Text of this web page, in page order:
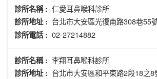
診所名稱 : 仁愛耳鼻喉科診所
診所地址 : 台北市大安區光復南路308巷55
診所電話 : 02-27214882
診所名稱 : 李翔耳鼻喉科診所
診所地址 : 台北市大安區和平東路2段18之8